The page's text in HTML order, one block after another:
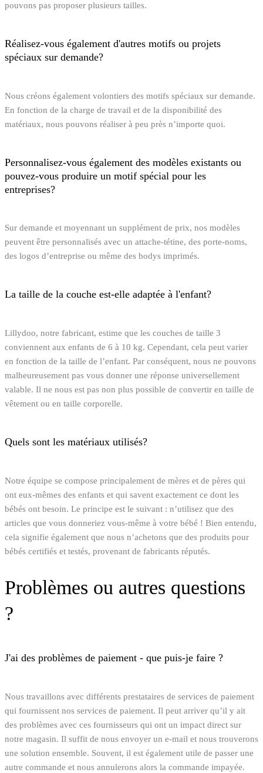
pouvons pas proposer plusieurs tailles.
Réalisez-vous également d'autres motifs ou projets
spéciaux sur demande?
Nous créons également volontiers des motifs spéciaux sur demande.
En fonction de la charge de travail et de la disponibilité des
matériaux, nous pouvons réaliser à peu près n’importe quoi.
Personnalisez-vous également des modèles existants ou
pouvez-vous produire un motif spécial pour les
entreprises?
Sur demande et moyennant un supplément de prix, nos modèles
peuvent être personnalisés avec un attache-tétine, des porte-noms,
des logos d’entreprise ou même des bodys imprimés.
La taille de la couche est-elle adaptée à l'enfant?
Lillydoo, notre fabricant, estime que les couches de taille 3
conviennent aux enfants de 6 à 10 kg. Cependant, cela peut varier
en fonction de la taille de l’enfant. Par conséquent, nous ne pouvons
malheureusement pas vous donner une réponse universellement
valable. Il ne nous est pas non plus possible de convertir en taille de
vêtement ou en taille corporelle.
Quels sont les matériaux utilisés?
Notre équipe se compose principalement de mères et de pères qui
ont eux-mêmes des enfants et qui savent exactement ce dont les
bébés ont besoin. Le principe est le suivant : n’utilisez que des
articles que vous donneriez vous-même à votre bébé ! Bien entendu,
cela signifie également que nous n’achetons que des produits pour
bébés certifiés et testés, provenant de fabricants réputés.
Problèmes ou autres questions
?
J'ai des problèmes de paiement - que puis-je faire ?
Nous travaillons avec différents prestataires de services de paiement
qui fournissent nos services de paiement. Il peut arriver qu’il y ait
des problèmes avec ces fournisseurs qui ont un impact direct sur
notre magasin. Il suffit de nous envoyer un e-mail et nous trouverons
une solution ensemble. Souvent, il est également utile de passer une
autre commande et nous annulerons alors la commande impayée.